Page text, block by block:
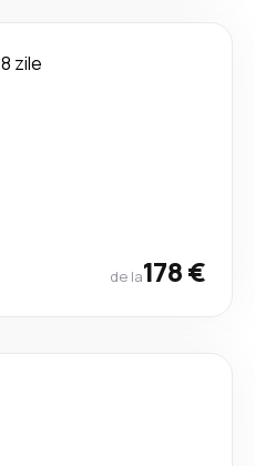
8 zile
de la178 €